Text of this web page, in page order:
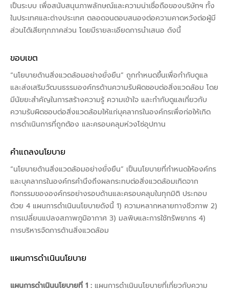
เป็นระบบ เพื่อสนับสนุนภาพลักษณ์และความน่าเชื่อถือของบริษัทฯ ทั้ง
ในประเทศและต่างประเทศ ตลอดจนตอบสนองต่อความคาดหวังต่อผู้มี
ส่วนได้เสียทุกภาคส่วน โดยมีรายละเอียดการนำเสนอ ดังนี้
ขอบเขต
“นโยบายด้านสิ่งแวดล้อมอย่างยั่งยืน” ถูกกำหนดขึ้นเพื่อกำกับดูแล
และส่งเสริมวัฒนธรรมองค์กรด้านความรับผิดชอบต่อสิ่งแวดล้อม โดย
มีนัยยะสำคัญในการสร้างความรู้ ความเข้าใจ และกำกับดูแลเกี่ยวกับ
ความรับผิดชอบต่อสิ่งแวดล้อมให้แก่บุคลากรในองค์กรเพื่อก่อให้เกิด
การดำเนินการที่ถูกต้อง และครอบคลุมห่วงโซ่อุปทาน
คำแถลงนโยบาย
“นโยบายด้านสิ่งแวดล้อมอย่างยั่งยืน” เป็นนโยบายที่กำหนดให้องค์กร
และบุคลากรในองค์กรคำนึงถึงผลกระทบต่อสิ่งแวดล้อมเกิดจาก
กิจกรรมขององค์กรอย่างรอบด้านและครอบคลุมในทุกมิติ ประกอบ
ด้วย 4 แผนการดำเนินนโยบายดังนี้ 1) ความหลากหลายทางชีวภาพ 2)
การเปลี่ยนแปลงสภาพภูมิอากาศ 3) มลพิษและการใช้ทรัพยากร 4)
การบริหารจัดการด้านสิ่งแวดล้อม
แผนการดำเนินนโยบาย
แผนการดำเนินนโยบายที่ 1 : แผนการดำเนินนโยบายที่เกี่ยวกับความ